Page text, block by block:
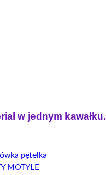
w jednym kawałku.